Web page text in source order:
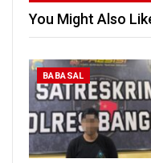
You Might Also
BABASAL